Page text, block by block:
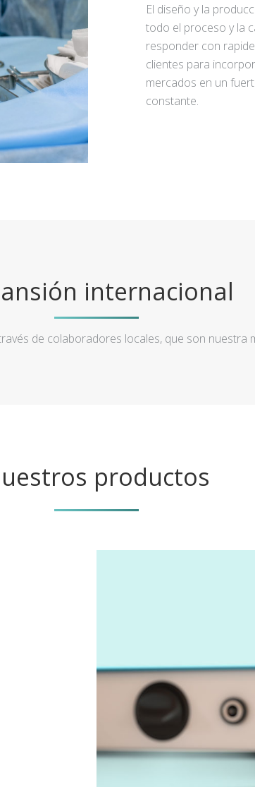
El diseño y la
todo el proceso y la
responder con
clientes para
mercados en un
constante.
internacional
de colaboradores locales, que son nuestra
productos